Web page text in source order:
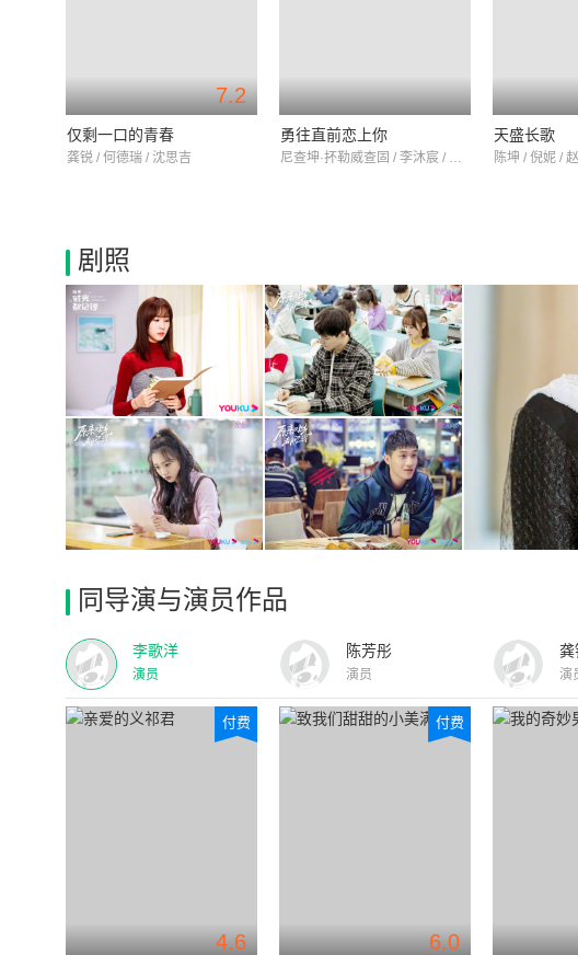
7.2
仅剩一口的青春
龚锐 / 何德瑞 / 沈思吉
勇往直前恋上你
尼查坤·抔勒威查固 / 李沐宸 / 王子睿
天盛长歌
陈坤 / 倪妮 /
剧照
同导演与演员作品
李歌洋
演员
陈芳彤
演员
龚
演
4.6
付费
6.0
付费